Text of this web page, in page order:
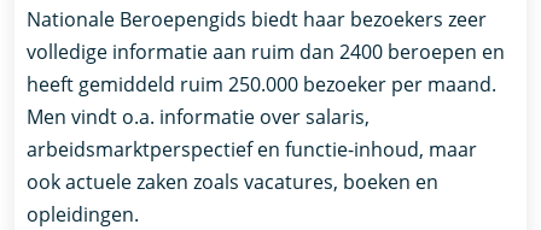
Nationale Beroepengids biedt haar bezoekers zeer
volledige informatie aan ruim dan 2400 beroepen en
heeft gemiddeld ruim 250.000 bezoeker per maand.
Men vindt o.a. informatie over salaris,
arbeidsmarktperspectief en functie-inhoud, maar
ook actuele zaken zoals vacatures, boeken en
opleidingen.